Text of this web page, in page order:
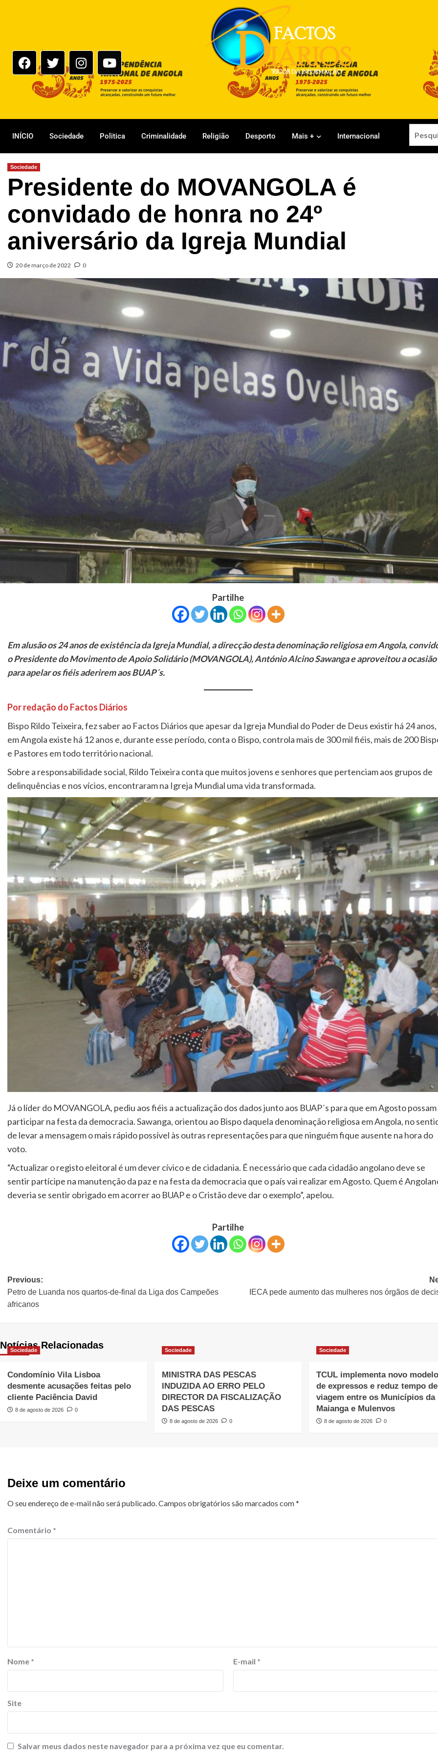
INÍCIO Sociedade Politica Criminalidade Religião Desporto Mais + Internacional
Sociedade
Presidente do MOVANGOLA é
convidado de honra no 24º
aniversário da Igreja Mundial
20 de março de 2022 0
Partilhe
Em alusão os 24 anos de existência da Igreja Mundial, a direcção desta denominação religiosa em Angola,
o Presidente do Movimento de Apoio Solidário (MOVANGOLA), António Alcino Sawanga e aproveitou a ocasião
para apelar os fiéis aderirem aos BUAP´s.
Por redação do Factos Diários
Bispo Rildo Teixeira, fez saber ao Factos Diários que apesar da Igreja Mundial do Poder de Deus existir há 24 anos,
em Angola existe há 12 anos e, durante esse período, conta o Bispo, controla mais de 300 mil fiéis, mais de 200
e Pastores em todo território nacional.
Sobre a responsabilidade social, Rildo Teixeira conta que muitos jovens e senhores que pertenciam aos grupos de
delinquências e nos vícios, encontraram na Igreja Mundial uma vida transformada.
Já o líder do MOVANGOLA, pediu aos fiéis a actualização dos dados junto aos BUAP´s para que em Agosto possam
participar na festa da democracia. Sawanga, orientou ao Bispo daquela denominação religiosa em Angola, no
de levar a mensagem o mais rápido possível às outras representações para que ninguém fique ausente na hora do
voto.
“Actualizar o registo eleitoral é um dever cívico e de cidadania. É necessário que cada cidadão angolano deve se
sentir partícipe na manutenção da paz e na festa da democracia que o país vai realizar em Agosto. Quem é
deveria se sentir obrigado em acorrer ao BUAP e o Cristão deve dar o exemplo”, apelou.
Partilhe
Previous:
Petro de Luanda nos quartos-de-final da Liga dos Campeões
africanos
IECA pede aumento das mulheres nos órgãos de
Notícias Relacionadas
Sociedade
Condomínio Vila Lisboa
desmente acusações feitas pelo
cliente Paciência David
8 de agosto de 2026 0
Sociedade
MINISTRA DAS PESCAS
INDUZIDA AO ERRO PELO
DIRECTOR DA FISCALIZAÇÃO
DAS PESCAS
8 de agosto de 2026 0
Sociedade
TCUL implementa novo
de expressos e reduz tempo de
viagem entre os Municípios da
Maianga e Mulenvos
8 de agosto de 2026 0
Deixe um comentário
O seu endereço de e-mail não será publicado.Campos obrigatórios são marcados com*
Comentário *
Nome * E-mail *
Site
Salvar meus dados neste navegador para a próxima vez que eu comentar.